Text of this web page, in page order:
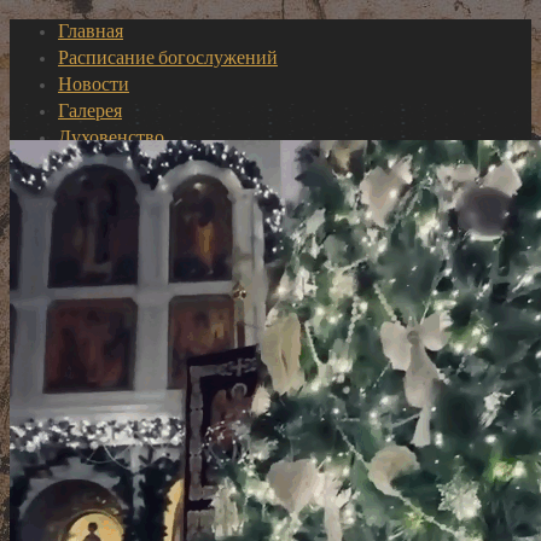
Главная
Расписание богослужений
Новости
Галерея
Духовенство
Разъяснение богослужения [pdf]
О храме
Пожертвование на храм
Молитвы о наших воинах
☩ Первые шаги в храме
Сомневающемуся
☩ Таинства
Крещение
Миропомазание
Исповедь
Причастие
Брак
Соборование
☩ Священство
Как стать священником?